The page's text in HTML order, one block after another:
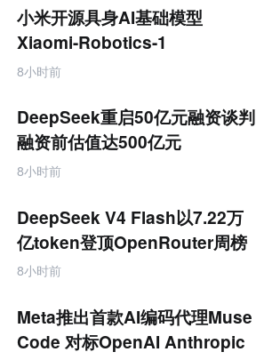
商
产
业
互
联
网
小米开源具身AI基础模型
Xiaomi-Robotics-1
8小时前
DeepSeek重启50亿元融资谈判
融资前估值达500亿元
8小时前
DeepSeek V4 Flash以7.22万
亿token登顶OpenRouter周榜
8小时前
Meta推出首款AI编码代理Muse
Code 对标OpenAI Anthropic